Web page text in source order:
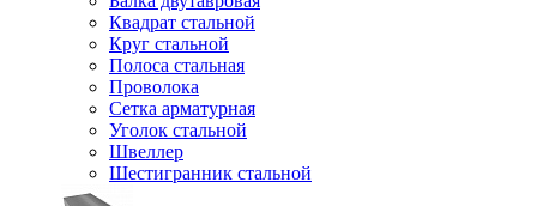
Квадрат стальной
Круг стальной
Полоса стальная
Проволока
Сетка арматурная
Уголок стальной
Швеллер
Шестигранник стальной